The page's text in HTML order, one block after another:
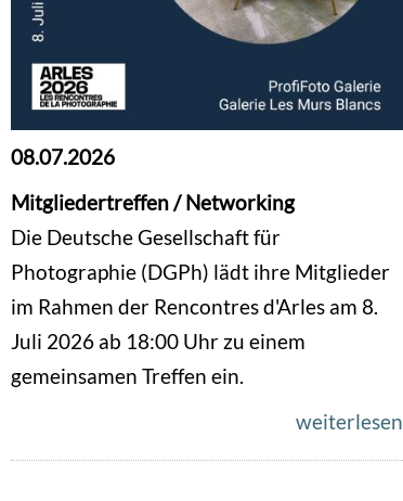
08.07.2026
Mitgliedertreffen / Networking
Die Deutsche Gesellschaft für
Photographie (DGPh) lädt ihre Mitglieder
im Rahmen der Rencontres d'Arles am 8.
Juli 2026 ab 18:00 Uhr zu einem
gemeinsamen Treffen ein.
weiterlesen